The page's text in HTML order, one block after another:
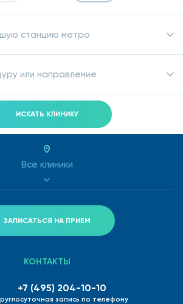
станцию метро
или направление
ИСКАТЬ КЛИНИКУ
Все клиники
ЗАПИСАТЬСЯ НА ПРИЕМ
КОНТАКТЫ
+7 (495) 204-10-10
запись по телефону